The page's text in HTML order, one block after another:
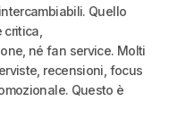
Quello
né fan service. Molti
recensioni, focus
Questo è